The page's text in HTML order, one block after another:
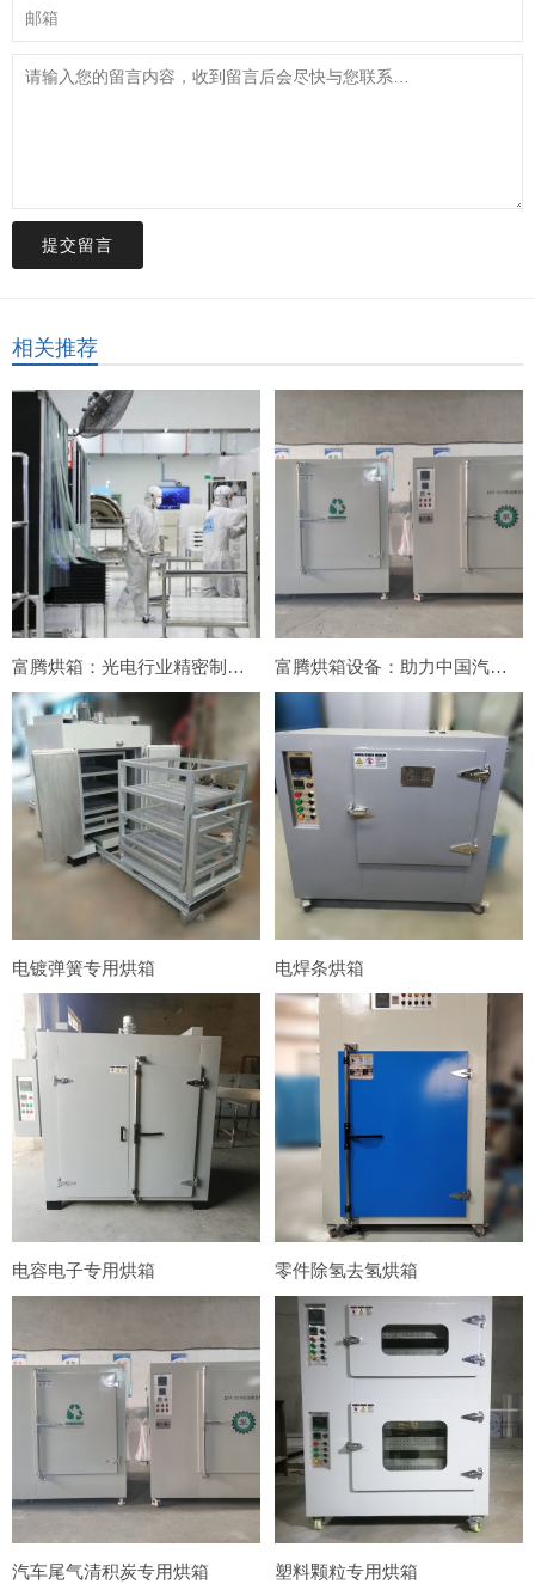
提交留言
相关推荐
富腾烘箱：光电行业精密制造的可靠伙伴 富腾烘箱设备：助力中国汽车尾气后处理行业迈向绿色新时代
电镀弹簧专用烘箱 电焊条烘箱
电容电子专用烘箱 零件除氢去氢烘箱
汽车尾气清积炭专用烘箱 塑料颗粒专用烘箱